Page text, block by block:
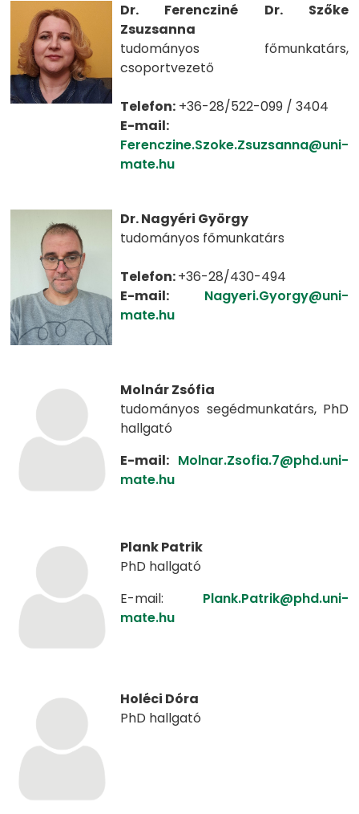
Dr. Ferencziné Dr. Szőke
Zsuzsanna
tudományos főmunkatárs,
csoportvezető
Telefon: +36-28/522-099 / 3404
E-mail:
Ferenczine.Szoke.Zsuzsanna@uni-
mate.hu
Dr. Nagyéri György
tudományos főmunkatárs
Telefon:+36-28/430-494
E-mail: Nagyeri.Gyorgy@uni-
mate.hu
Molnár Zsófia
tudományos segédmunkatárs, PhD
hallgató
E-mail: Molnar.Zsofia.7@phd.uni-
mate.hu
Plank Patrik
PhD hallgató
E-mail: Plank.Patrik@phd.uni-
mate.hu
Holéci Dóra
PhD hallgató